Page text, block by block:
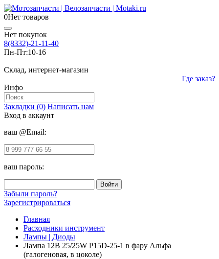
0Нет товаров
Нет покупок
8(8332)-21-11-40
Пн-Пт:10-16
Склад, интернет-магазин
Где заказ?
Инфо
Закладки (0) Написать нам
Вход в аккаунт
ваш @Email:
ваш пароль:
Забыли пароль?
Зарегистрироваться
Главная
Расходники инструмент
Лампы | Диоды
Лампа 12В 25/25W P15D-25-1 в фару Альфа
(галогеновая, в цоколе)